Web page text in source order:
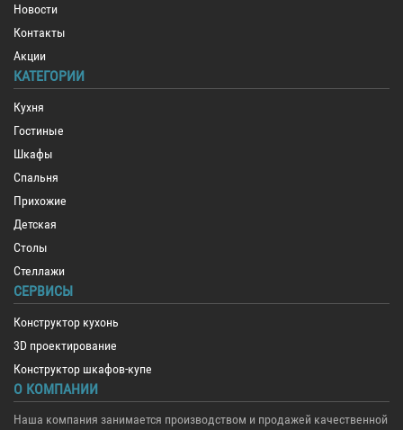
Новости
Контакты
Акции
КАТЕГОРИИ
Кухня
Гостиные
Шкафы
Спальня
Прихожие
Детская
Столы
Стеллажи
СЕРВИСЫ
Конструктор кухонь
3D проектирование
Конструктор шкафов-купе
О КОМПАНИИ
Наша компания занимается производством и продажей качественной